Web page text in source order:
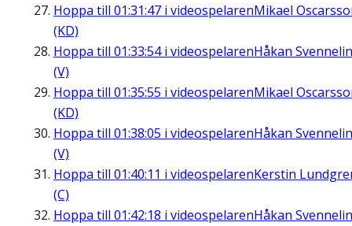
Hoppa till 01:31:47 i videospelarenMikael
(KD)
Hoppa till 01:33:54i videospelarenHåkan
(V)
Hoppa till 01:35:55 i videospelarenMikael
(KD)
Hoppa till 01:38:05 i videospelarenHåkan
(V)
Hoppa till 01:40:11 i videospelarenKerstin
(C)
Hoppa till 01:42:18 i videospelarenHåkan